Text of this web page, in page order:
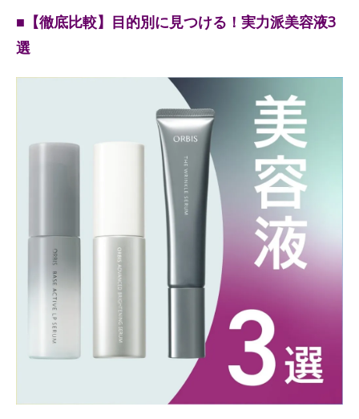
■【徹底比較】目的別に見つける！実力派美容液3
選